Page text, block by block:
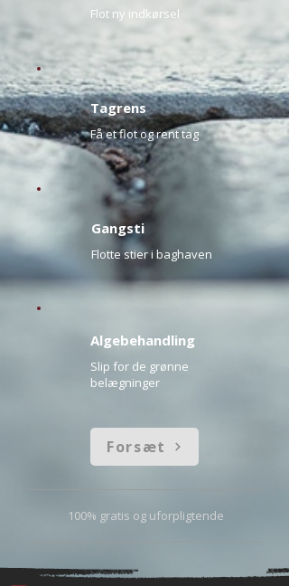
Flot ny indkørsel
Tagrens
Få et flot og rent tag
Gangsti
Flotte stier i baghaven
Algebehandling
Slip for de grønne
belægninger
Forsæt
100% gratis og uforpligtende